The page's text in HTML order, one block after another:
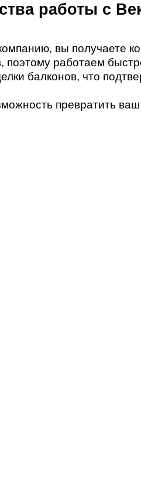
работы с
вы получаете
поэтому работаем
балконов, что
превратить